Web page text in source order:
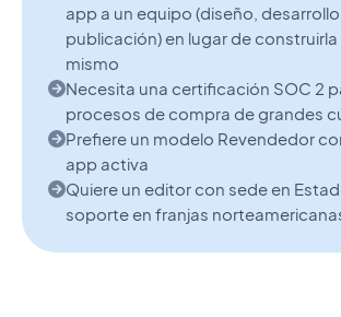
app a un equipo (diseño, desarrollo,
publicación) en lugar de
mismo
Necesita una certificación SOC 2
procesos de compra de grandes
Prefiere un modelo Revendedor
app activa
Quiere un editor con sede en
soporte en franjas